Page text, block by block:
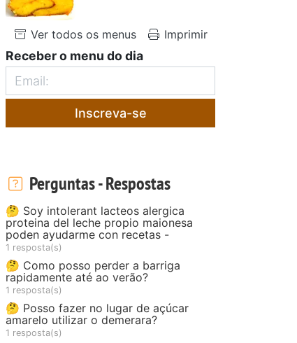
Ver todos os menus Imprimir
Receber o menu do dia
Inscreva-se
Perguntas - Respostas
🤔 Soy intolerant lacteos alergica
proteina del leche propio maionesa
poden ayudarme con recetas -
1 resposta(s)
🤔 Como posso perder a barriga
rapidamente até ao verão?
1 resposta(s)
🤔 Posso fazer no lugar de açúcar
amarelo utilizar o demerara?
1 resposta(s)